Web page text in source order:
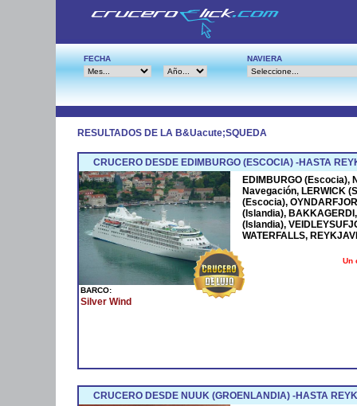
FECHA NAVIERA
RESULTADOS DE LA B&Uacute;SQUEDA
CRUCERO DESDE EDIMBURGO (ESCOCIA) -HASTA
BARCO:
Silver Wind
EDIMBURGO (Escocia),
Navegación, LERWICK
(Escocia),
(Islandia),
(Islandia),
WATERFALLS,
Un
CRUCERO DESDE NUUK (GROENLANDIA) -HASTA